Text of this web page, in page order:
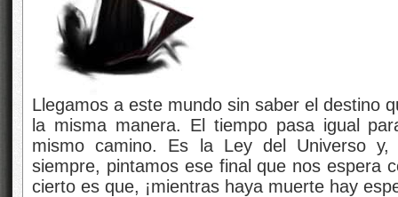
Llegamos a este mundo sin saber el destino
la misma manera. El tiempo pasa igual
mismo camino. Es la Ley del Universo
siempre, pintamos ese final que nos espera
cierto es que, ¡mientras haya muerte hay